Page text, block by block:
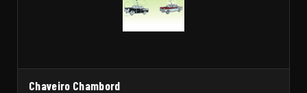
Chaveiro Chambord